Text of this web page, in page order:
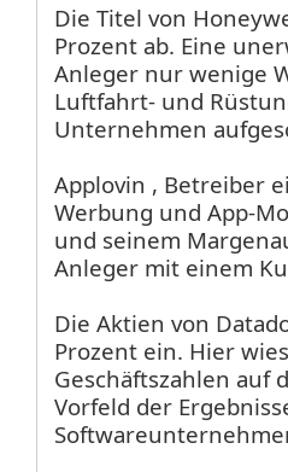
Die Titel von
Prozent ab. Eine
Anleger nur wenige
Luftfahrt- und
Unternehmen
Applovin , Betreiber
Werbung und App-
und seinem
Anleger mit einem
Die Aktien von
Prozent ein. Hier
Geschäftszahlen auf
Vorfeld der